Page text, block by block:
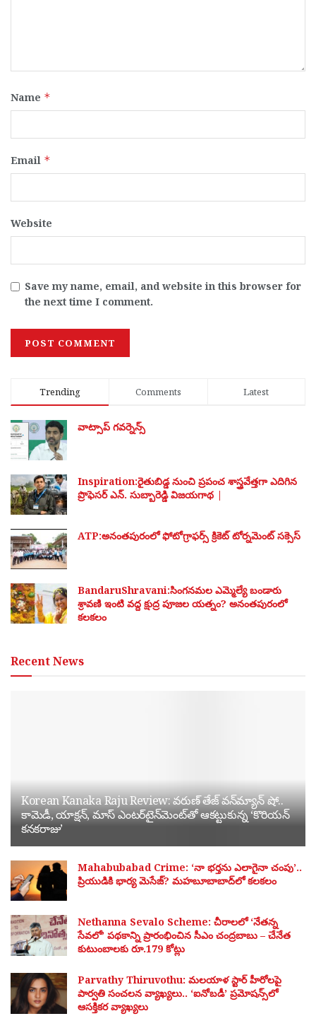
Name *
Email *
Website
Save my name, email, and website in this browser for
the next time I comment.
Trending Comments Latest
వాట్సాప్ గవర్నెన్స్
Inspiration:రైతుబిడ్డ నుంచి ప్రపంచ శాస్త్రవేత్తగా ఎదిగిన
ప్రొఫెసర్ ఎన్. సుబ్బారెడ్డి విజయగాథ |
ATP:అనంతపురంలో ఫోటోగ్రాఫర్స్ క్రికెట్ టోర్నమెంట్ సక్సెస్
BandaruShravani:సింగనమల ఎమ్మెల్యే బండారు
శ్రావణి ఇంటి వద్ద క్షుద్ర పూజల యత్నం? అనంతపురంలో
కలకలం
Recent News
Korean Kanaka Raju Review: వరుణ్ తేజ్ వన్‌మ్యాన్ షో..
కామెడీ, యాక్షన్, మాస్ ఎంటర్‌టైన్‌మెంట్‌తో ఆకట్టుకున్న ‘కొరియన్
కనకరాజు’
Mahabubabad Crime: ‘నా భర్తను ఎలాగైనా చంపు’..
ప్రియుడికి భార్య మెసేజ్? మహబూబాబాద్‌లో కలకలం
Nethanna Sevalo Scheme: చీరాలలో ‘నేతన్న
సేవలో’ పథకాన్ని ప్రారంభించిన సీఎం చంద్రబాబు – చేనేత
కుటుంబాలకు రూ.179 కోట్లు
Parvathy Thiruvothu: మలయాళ స్టార్ హీరోలపై
పార్వతి సంచలన వ్యాఖ్యలు.. ‘ఐనోబడీ’ ప్రమోషన్స్‌లో
ఆసక్తికర వ్యాఖ్యలు